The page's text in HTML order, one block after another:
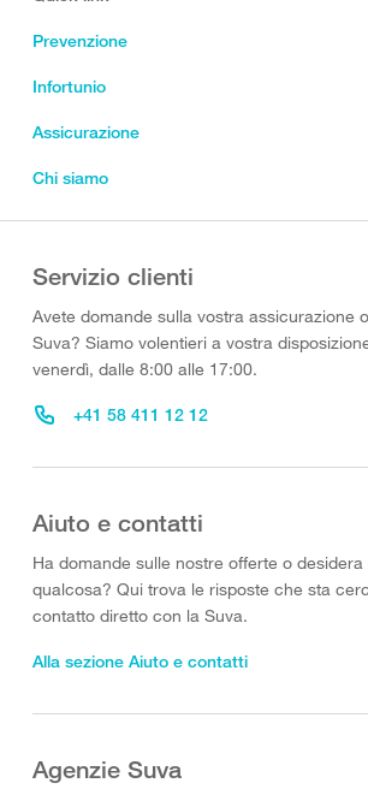
Prevenzione
Infortunio
Assicurazione
Chi siamo
Servizio clienti
Avete domande sulla vostra assicurazione
Suva? Siamo volentieri a vostra
venerdì, dalle 8:00 alle 17:00.
+41 58 411 12 12
Aiuto e contatti
Ha domande sulle nostre offerte o
qualcosa? Qui trova le risposte che sta
contatto diretto con la Suva.
Alla sezione Aiuto e contatti
Agenzie Suva